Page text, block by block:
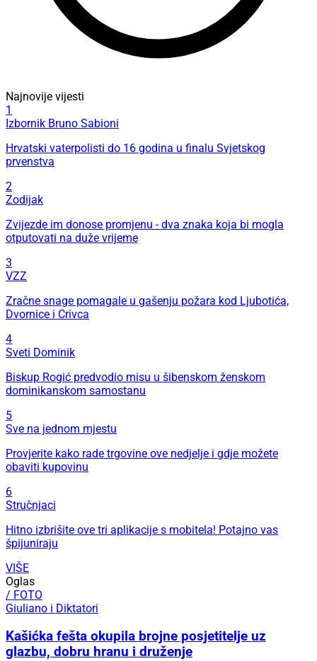
Najnovije vijesti
1
Izbornik Bruno Sabioni
Hrvatski vaterpolisti do 16 godina u finalu Svjetskog
prvenstva
2
Zodijak
Zvijezde im donose promjenu - dva znaka koja bi mogla
otputovati na duže vrijeme
3
VZZ
Zračne snage pomagale u gašenju požara kod Ljubotića,
Dvornice i Crivca
4
Sveti Dominik
Biskup Rogić predvodio misu u šibenskom ženskom
dominikanskom samostanu
5
Sve na jednom mjestu
Provjerite kako rade trgovine ove nedjelje i gdje možete
obaviti kupovinu
6
Stručnjaci
Hitno izbrišite ove tri aplikacije s mobitela! Potajno vas
špijuniraju
VIŠE
Oglas
/ FOTO
Giuliano i Diktatori
Kašićka fešta okupila brojne posjetitelje uz
glazbu, dobru hranu i druženje